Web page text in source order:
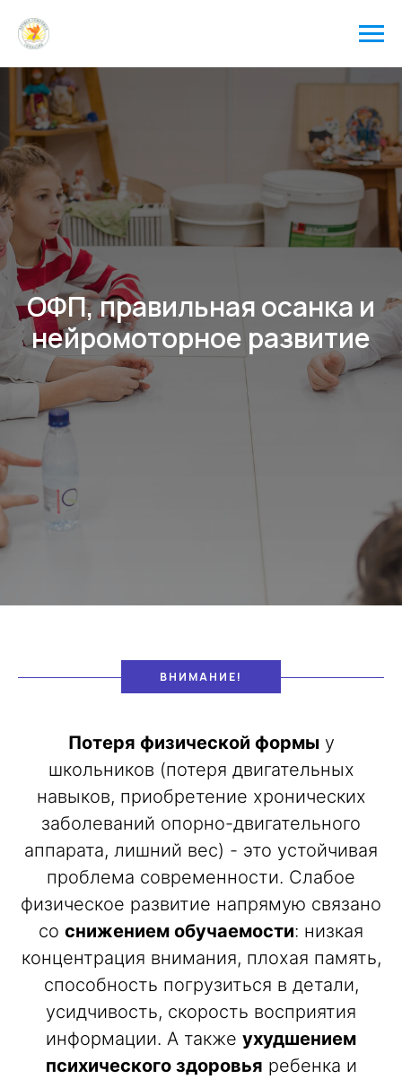
ОФП, правильная осанка и
нейромоторное развитие
ВНИМАНИЕ!
Потеря физической формыу
школьников (потеря двигательных
навыков, приобретение хронических
заболеваний опорно-двигательного
аппарата, лишний вес) - это устойчивая
проблема современности. Слабое
физическое развитие напрямую связано
со снижением обучаемости: низкая
концентрация внимания, плохая память,
способность погрузиться в детали,
усидчивость, скорость восприятия
информации. А также ухудшением
психического здоровья ребенка и